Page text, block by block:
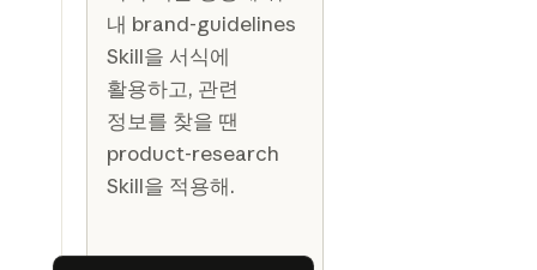
내 brand-guidelines
Skill을 서식에
활용하고, 관련
정보를 찾을 땐
product-research
Skill을 적용해.